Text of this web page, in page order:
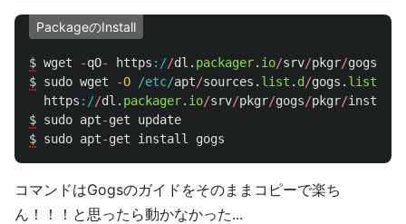
PackageのInstall
$ wget -qO- https ://dl . packager. io/srv/pkgr/gogs
$ sudo wget -O /etc/apt/sources . list . d /gogs . list
https ://dl . packager. io/srv/pkgr/gogs/pkgr/
$ sudo apt-get
update
$ sudo apt-get install gogs
コマンドはGogsのガイドをそのままコピーで楽ち
ん！！！と思ったら動かなかった...